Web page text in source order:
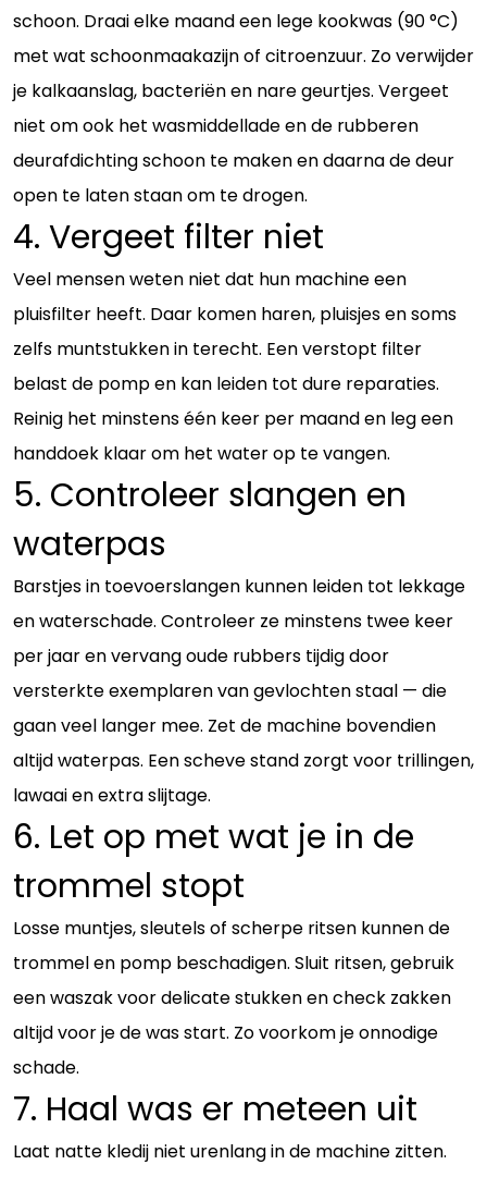
schoon. Draai elke maand een lege kookwas (90 °C)
met wat schoonmaakazijn of citroenzuur. Zo verwijder
je kalkaanslag, bacteriën en nare geurtjes. Vergeet
niet om ook het wasmiddellade en de rubberen
deurafdichting schoon te maken en daarna de deur
open te laten staan om te drogen.
4. Vergeet filter niet
Veel mensen weten niet dat hun machine een
pluisfilter heeft. Daar komen haren, pluisjes en soms
zelfs muntstukken in terecht. Een verstopt filter
belast de pomp en kan leiden tot dure reparaties.
Reinig het minstens één keer per maand en leg een
handdoek klaar om het water op te vangen.
5. Controleer slangen en
waterpas
Barstjes in toevoerslangen kunnen leiden tot lekkage
en waterschade. Controleer ze minstens twee keer
per jaar en vervang oude rubbers tijdig door
versterkte exemplaren van gevlochten staal — die
gaan veel langer mee. Zet de machine bovendien
altijd waterpas. Een scheve stand zorgt voor trillingen,
lawaai en extra slijtage.
6. Let op met wat je in de
trommel stopt
Losse muntjes, sleutels of scherpe ritsen kunnen de
trommel en pomp beschadigen. Sluit ritsen, gebruik
een waszak voor delicate stukken en check zakken
altijd voor je de was start. Zo voorkom je onnodige
schade.
7. Haal was er meteen uit
Laat natte kledij niet urenlang in de machine zitten.